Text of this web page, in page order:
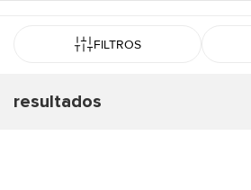
FILTROS
resultados